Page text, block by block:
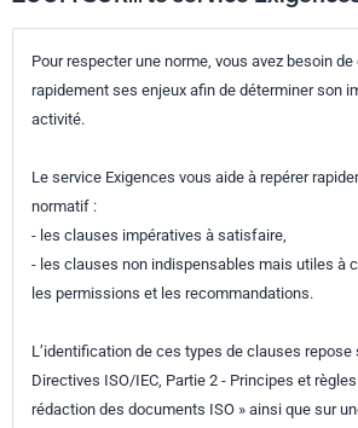
Pour respecter une norme, vous avez besoin
rapidement ses enjeux afin de déterminer son
activité.
Le service Exigences vous aide à repérer
normatif :
- les clauses impératives à satisfaire,
- les clauses non indispensables mais utiles à
les permissions et les recommandations.
L’identification de ces types de clauses repose
Directives ISO/IEC, Partie 2 - Principes et
rédaction des documents ISO » ainsi que sur